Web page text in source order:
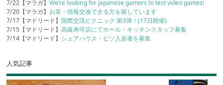
7/22【マラガ】We’re looking for Japanese gamers to test video games!
7/20【マラガ】 お茶・情報交換できる方を探しています
7/17【マドリード】 国際交流ピクニック 第3弾！(17日開催)
7/15【マドリード】高級寿司店にてホール・キッチンスタッフ募集
7/14【マドリード】 シェアハウス・ピソ入居者を募集
人気記事